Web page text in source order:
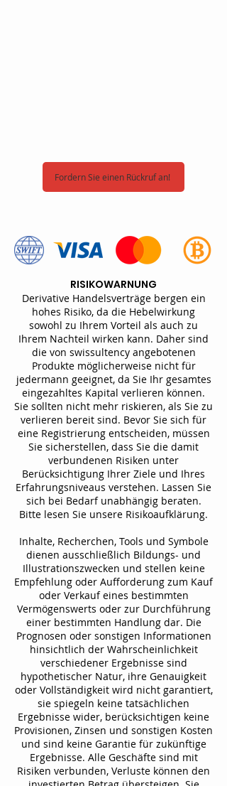
Fordern Sie einen Rückruf an!
RISIKOWARNUNG
Derivative Handelsverträge bergen ein
hohes Risiko, da die Hebelwirkung
sowohl zu Ihrem Vorteil als auch zu
Ihrem Nachteil wirken kann. Daher sind
die von swissultency angebotenen
Produkte möglicherweise nicht für
jedermann geeignet, da Sie Ihr gesamtes
eingezahltes Kapital verlieren können.
Sie sollten nicht mehr riskieren, als Sie zu
verlieren bereit sind. Bevor Sie sich für
eine Registrierung entscheiden, müssen
Sie sicherstellen, dass Sie die damit
verbundenen Risiken unter
Berücksichtigung Ihrer Ziele und Ihres
Erfahrungsniveaus verstehen. Lassen Sie
sich bei Bedarf unabhängig beraten.
Bitte lesen Sie unsere Risikoaufklärung.
Inhalte, Recherchen, Tools und Symbole
dienen ausschließlich Bildungs- und
Illustrationszwecken und stellen keine
Empfehlung oder Aufforderung zum Kauf
oder Verkauf eines bestimmten
Vermögenswerts oder zur Durchführung
einer bestimmten Handlung dar. Die
Prognosen oder sonstigen Informationen
hinsichtlich der Wahrscheinlichkeit
verschiedener Ergebnisse sind
hypothetischer Natur, ihre Genauigkeit
oder Vollständigkeit wird nicht garantiert,
sie spiegeln keine tatsächlichen
Ergebnisse wider, berücksichtigen keine
Provisionen, Zinsen und sonstigen Kosten
und sind keine Garantie für zukünftige
Ergebnisse. Alle Geschäfte sind mit
Risiken verbunden, Verluste können den